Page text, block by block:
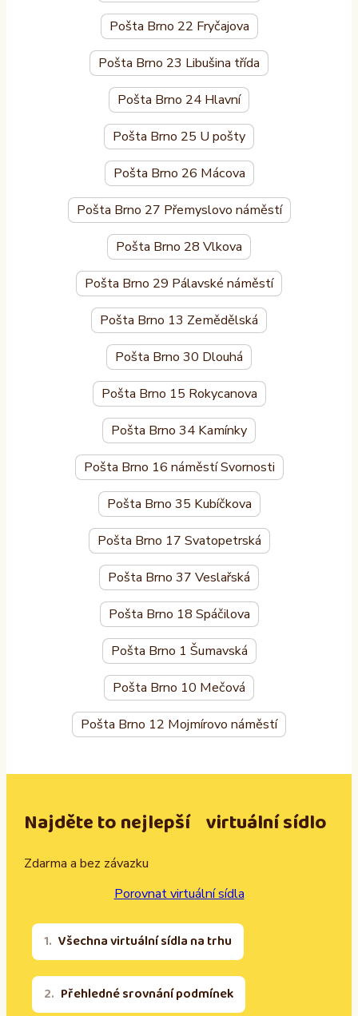
Pošta Brno 22 Fryčajova
Pošta Brno 23 Libušina třída
Pošta Brno 24 Hlavní
Pošta Brno 25 U pošty
Pošta Brno 26 Mácova
Pošta Brno 27 Přemyslovo náměstí
Pošta Brno 28 Vlkova
Pošta Brno 29 Pálavské náměstí
Pošta Brno 13 Zemědělská
Pošta Brno 30 Dlouhá
Pošta Brno 15 Rokycanova
Pošta Brno 34 Kamínky
Pošta Brno 16 náměstí Svornosti
Pošta Brno 35 Kubíčkova
Pošta Brno 17 Svatopetrská
Pošta Brno 37 Veslařská
Pošta Brno 18 Spáčilova
Pošta Brno 1 Šumavská
Pošta Brno 10 Mečová
Pošta Brno 12 Mojmírovo náměstí
Najděte to nejlepší virtuální sídlo
Zdarma a bez závazku
Porovnat virtuální sídla
Všechna virtuální sídla na trhu
Přehledné srovnání podmínek